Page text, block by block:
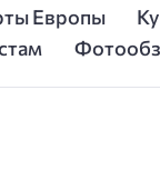
Европы